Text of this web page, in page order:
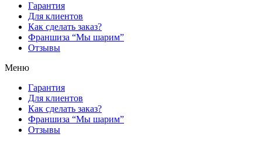
Гарантия
Для клиентов
Как сделать заказ?
Франшиза “Мы шарим”
Отзывы
Меню
Гарантия
Для клиентов
Как сделать заказ?
Франшиза “Мы шарим”
Отзывы